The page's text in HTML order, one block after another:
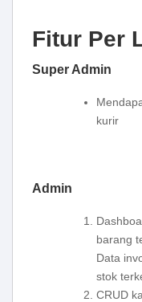
Fitur Per
Super Admin
kurir
Admin
barang
Data
stok
CRUD